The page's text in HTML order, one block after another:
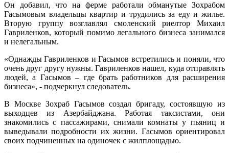
Он добавил, что на ферме работали обманутые Зохрабом
Гасымовым владельцы квартир и трудились за еду и жилье.
Вторую группу возглавлял смоленский риелтор Михаил
Гавриленков, который помимо легального бизнеса занимался
и нелегальным.
«Однажды Гавриленков и Гасымов встретились и поняли, что
очень друг другу нужны. Гавриленков нашел, куда отправлять
людей, а Гасымов – где брать работников для расширения
бизнеса», - подчеркнул следователь.
В Москве Зохраб Гасымов создал бригаду, состоявшую из
выходцев из Азербайджана. Работая таксистами, они
знакомились с пассажирами, снимали комнаты у пьяниц и
выведывали подробности их жизни. Гасымов ориентировал
своих подчиненных на одиночек с жилплощадью.